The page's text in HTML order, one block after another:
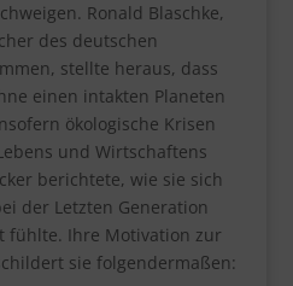
Ronald Blaschke,
des deutschen
stellte heraus, dass
einen intakten Planeten
ökologische Krisen
und Wirtschaftens
berichtete, wie sie sich
der Letzten Generation
fühlte. Ihre Motivation zur
sie folgendermaßen: